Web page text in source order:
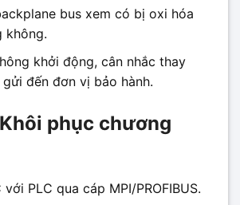
bus xem có bị oxi hóa
không.
khởi động, cân nhắc thay
gửi đến đơn vị bảo hành.
phục chương
với PLC qua cáp MPI/PROFIBUS.